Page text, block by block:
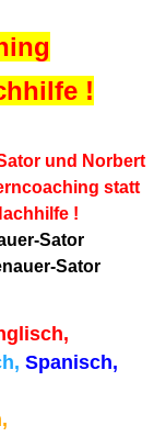
!
Sator
Sator
Spanisch,